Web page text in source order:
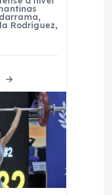
Rodríguez,